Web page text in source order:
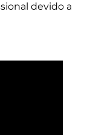
devido a